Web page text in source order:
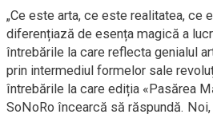
„Ce este arta, ce este realitatea, ce
diferențiază de esența magică a
întrebările la care reflecta genialul
prin intermediul formelor sale
întrebările la care ediția «Pasărea
SoNoRo încearcă să răspundă.